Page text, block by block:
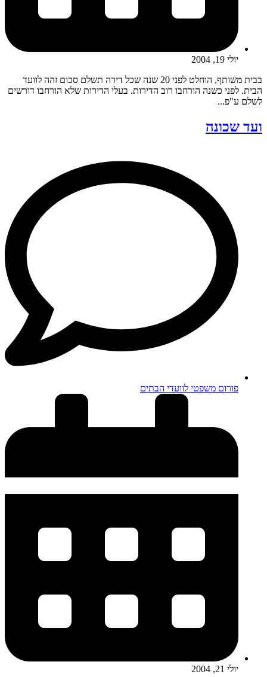
יולי 19, 2004
בבית משותף, הוחלט לפני 20 שנה שכל דירה תשלם סכום זהה לוועד
הבית. לפני כשנה הורחבו רוב הדירות. בעלי הדירות שלא הורחבו דורשים
לשלם ע"פ...
ועד שכונה
פורום משפטי לוועדי הבתים
יולי 21, 2004